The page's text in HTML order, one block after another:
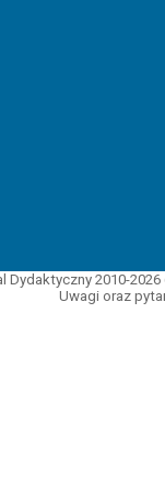
Dydaktyczny 2010-
Uwagi oraz